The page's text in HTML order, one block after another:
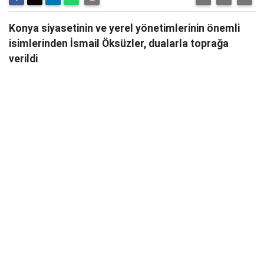
Konya siyasetinin ve yerel yönetimlerinin önemli
isimlerinden İsmail Öksüzler, dualarla toprağa
verildi